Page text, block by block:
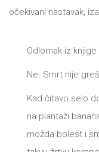
Hommage
12/19
12/19+
Pro/za
KNJIŽARA
TREĆE
očekivani nastavak,
Odlomak iz
Ne. Smrt nije
Kad čitavo selo
na plantaži
možda bolest i